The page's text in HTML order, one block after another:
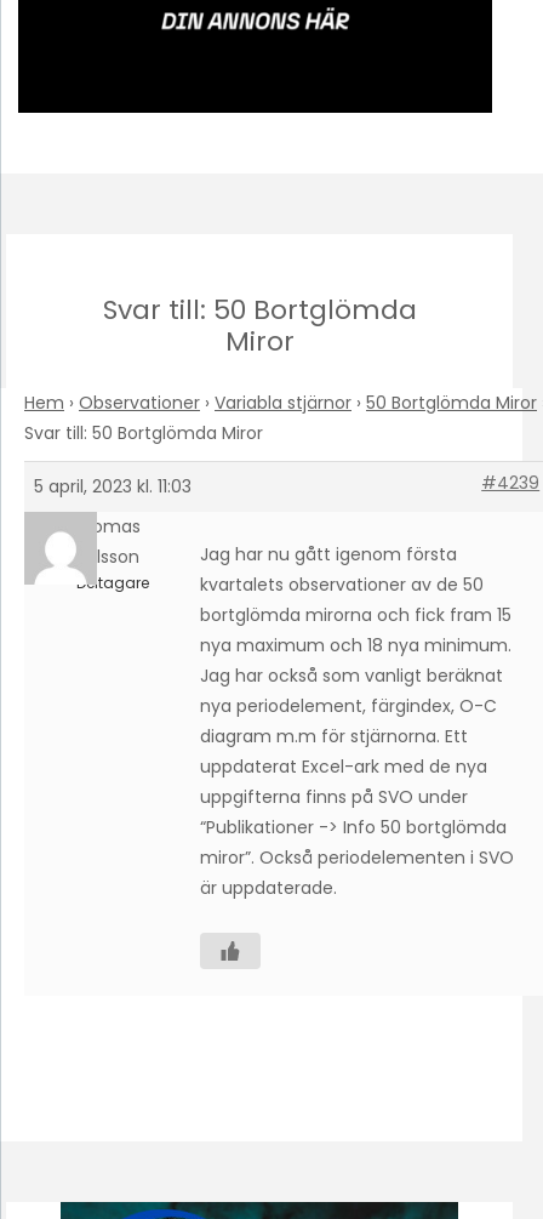
Svar till: 50 Bortglömda
Miror
Hem › Observationer › Variabla stjärnor › 50 Bortglömda Miror
Svar till: 50 Bortglömda Miror
5 april, 2023 kl. 11:03
#4239
Thomas
Karlsson
Deltagare
Jag har nu gått igenom första
kvartalets observationer av de 50
bortglömda mirorna och fick fram 15
nya maximum och 18 nya minimum.
Jag har också som vanligt beräknat
nya periodelement, färgindex, O-C
diagram m.m för stjärnorna. Ett
uppdaterat Excel-ark med de nya
uppgifterna finns på SVO under
“Publikationer -> Info 50 bortglömda
miror”. Också periodelementen i SVO
är uppdaterade.